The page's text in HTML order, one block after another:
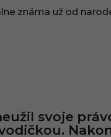
známa už od
svoje